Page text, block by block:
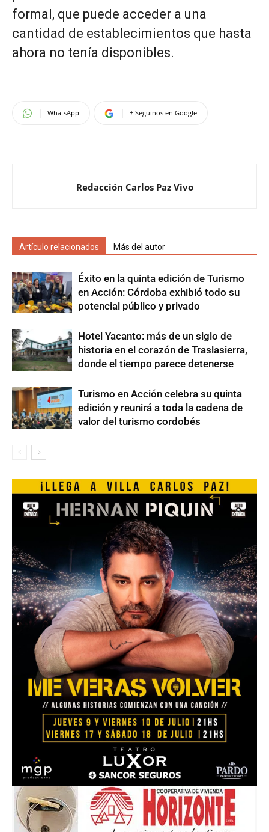
formal, que puede acceder a una
cantidad de establecimientos que hasta
ahora no tenía disponibles.
WhatsApp + Seguinos en Google
Redacción Carlos Paz Vivo
Artículo relacionados Más del autor
Éxito en la quinta edición de Turismo
en Acción: Córdoba exhibió todo su
potencial público y privado
Hotel Yacanto: más de un siglo de
historia en el corazón de Traslasierra,
donde el tiempo parece detenerse
Turismo en Acción celebra su quinta
edición y reunirá a toda la cadena de
valor del turismo cordobés